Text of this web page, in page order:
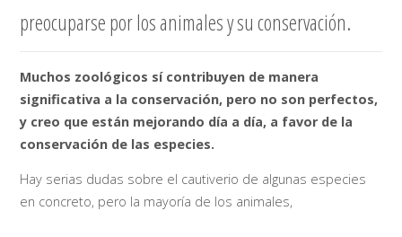
preocuparse por los animales y su conservación.
Muchos zoológicos sí contribuyen de manera
significativa a la conservación, pero no son perfectos,
y creo que están mejorando día a día, a favor de la
conservación de las especies.
Hay serias dudas sobre el cautiverio de algunas especies
en concreto, pero la mayoría de los animales,